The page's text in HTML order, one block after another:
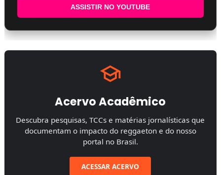
ASSISTIR NO YOUTUBE
Acervo Acadêmico
Descubra pesquisas, TCCs e matérias jornalísticas que
documentam o impacto do reggaeton e do nosso
portal no Brasil.
ACESSAR ACERVO